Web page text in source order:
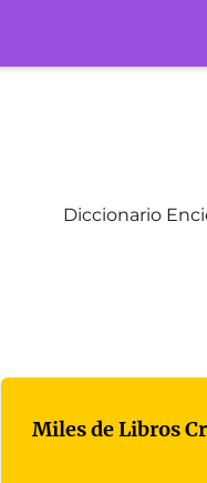
Diccionario
Miles de Libros